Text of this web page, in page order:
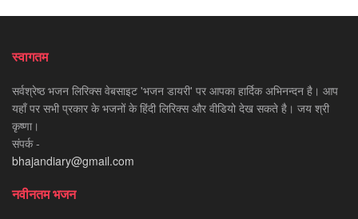
स्वागतम
सर्वश्रेष्ठ भजन लिरिक्स वेबसाइट 'भजन डायरी' पर आपका हार्दिक अभिनन्दन है। आप
यहाँ पर सभी प्रकार के भजनों के हिंदी लिरिक्स और वीडियो देख सकते है। जय श्री
कृष्णा।
संपर्क -
bhajandiary@gmail.com
नवीनतम भजन